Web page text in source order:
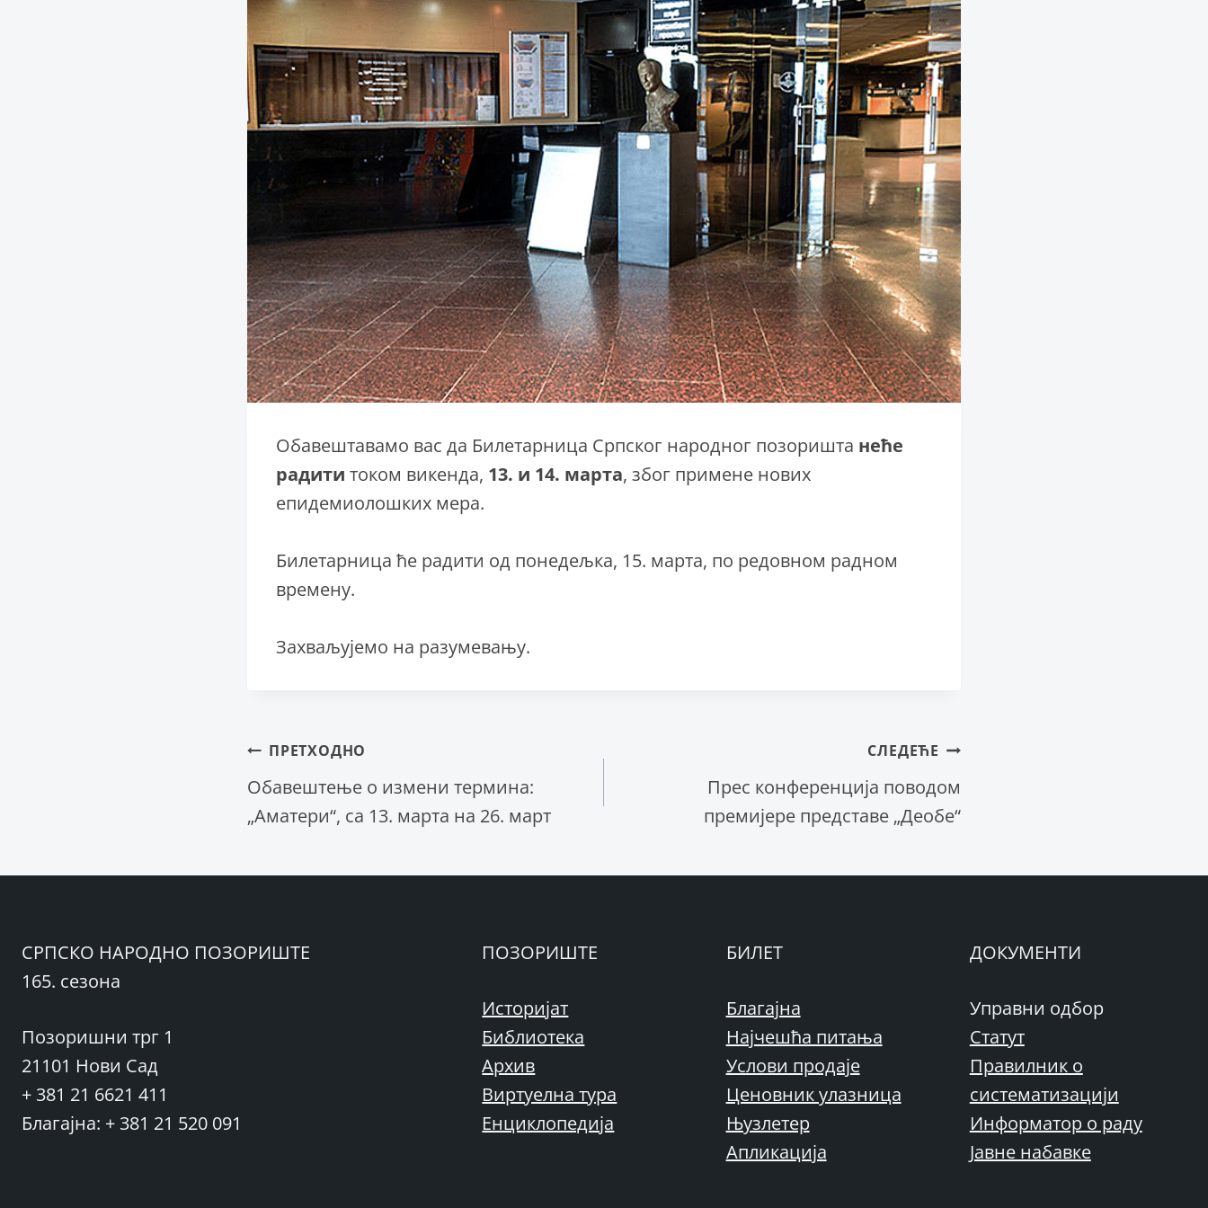
Обавештавамо вас да Билетарница Српског народног позоришта неће
радити током викенда, 13. и 14. марта, због примене нових
епидемиолошких мера.
Билетарница ће радити од понедељка, 15. марта, по редовном радном
времену.
Захваљујемо на разумевању.
Кретање
чланка
ПРЕТХОДНО
Обавештење о измени термина:
„Аматери“, са 13. марта на 26. март
СЛЕДЕЋЕ
Прес конференција поводом
премијере представе „Деобе“
СРПСКО НАРОДНО ПОЗОРИШТЕ
165. сезона
Позоришни трг 1
21101 Нови Сад
+ 381 21 6621 411
Благајна: + 381 21 520 091
ПОЗОРИШТЕ
Историјат
Библиотека
Архив
Виртуелна тура
Енциклопедија
БИЛЕТ
Благајна
Најчешћа питања
Услови продаје
Ценовник улазница
Њузлетер
Апликација
ДОКУМЕНТИ
Управни одбор
Статут
Правилник о
систематизацији
Информатор о раду
Јавне набавке